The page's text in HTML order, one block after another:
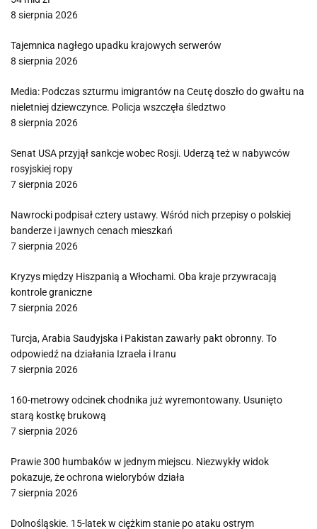
8 sierpnia 2026
Tajemnica nagłego upadku krajowych serwerów
8 sierpnia 2026
Media: Podczas szturmu imigrantów na Ceutę doszło do gwałtu na
nieletniej dziewczynce. Policja wszczęła śledztwo
8 sierpnia 2026
Senat USA przyjął sankcje wobec Rosji. Uderzą też w nabywców
rosyjskiej ropy
7 sierpnia 2026
Nawrocki podpisał cztery ustawy. Wśród nich przepisy o polskiej
banderze i jawnych cenach mieszkań
7 sierpnia 2026
Kryzys między Hiszpanią a Włochami. Oba kraje przywracają
kontrole graniczne
7 sierpnia 2026
Turcja, Arabia Saudyjska i Pakistan zawarły pakt obronny. To
odpowiedź na działania Izraela i Iranu
7 sierpnia 2026
160-metrowy odcinek chodnika już wyremontowany. Usunięto
starą kostkę brukową
7 sierpnia 2026
Prawie 300 humbaków w jednym miejscu. Niezwykły widok
pokazuje, że ochrona wielorybów działa
7 sierpnia 2026
Dolnośląskie. 15-latek w ciężkim stanie po ataku ostrym